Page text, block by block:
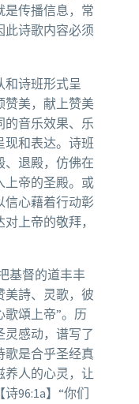
是传播信息，常
此诗歌内容必须
和诗班形式呈
赞美，献上赞美
的音乐效果、乐
现和表达。诗班
、退殿，仿佛在
上帝的圣殿。或
信心藉着行动彰
上帝的敬拜，
基督的道丰丰
美詩、灵歌，彼
歌頌上帝”。历
感动，谱写了
歌是合乎圣经真
养人的心灵，让
96:1a】“你们